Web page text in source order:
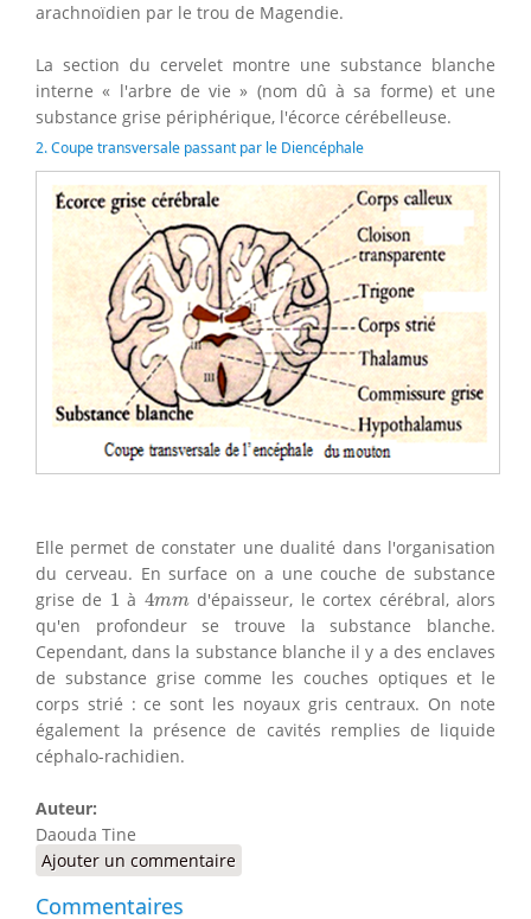
arachnoïdien par le trou de Magendie.
La section du cervelet montre une substance blanche
interne « l'arbre de vie » (nom dû à sa forme) et une
substance grise périphérique, l'écorce cérébelleuse.
2. Coupe transversale passant par le Diencéphale
Elle permet de constater une dualité dans l'organisation
du cerveau. En surface on a une couche de substance
grise de 1
1 à 4mm
4mmd'épaisseur, le cortex cérébral, alors
qu'en profondeur se trouve la substance blanche.
Cependant, dans la substance blanche il y a des enclaves
de substance grise comme les couches optiques et le
corps strié : ce sont les noyaux gris centraux. On note
également la présence de cavités remplies de liquide
céphalo-rachidien.
Auteur:
Daouda Tine
Ajouter un commentaire
Commentaires